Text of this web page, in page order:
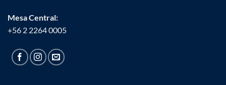
Mesa Central:
+56 2 2264 0005